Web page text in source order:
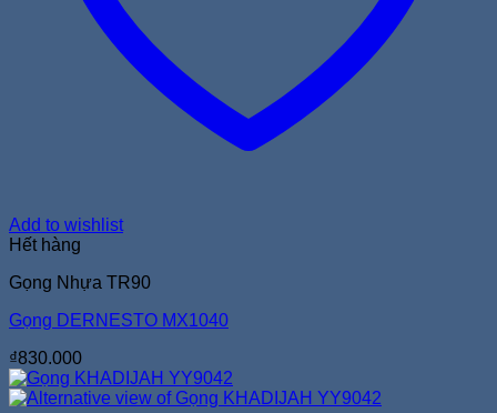
Add to wishlist
Hết hàng
Gọng Nhựa TR90
Gọng DERNESTO MX1040
₫830.000